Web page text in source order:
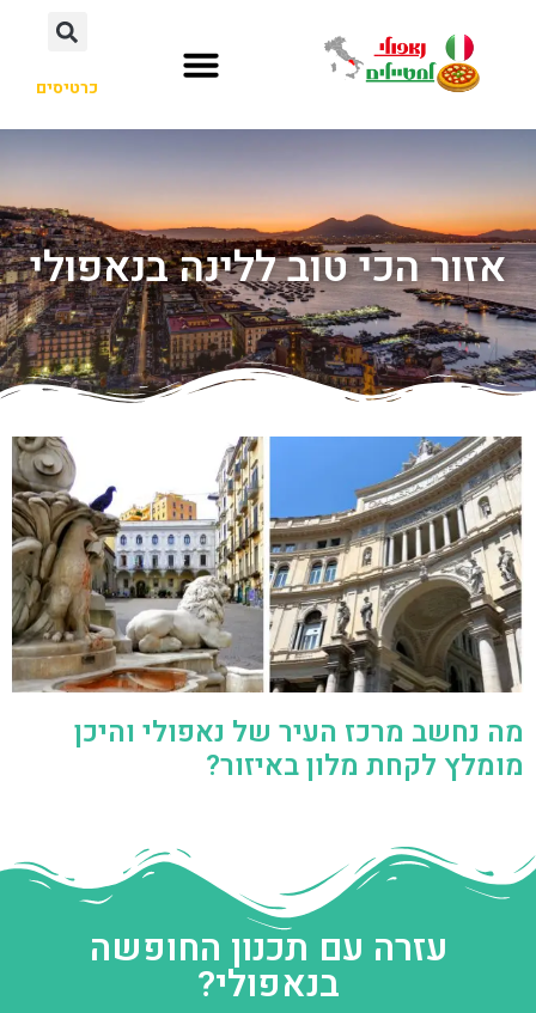
כרטיסים
אזור הכי טוב ללינה בנאפולי
מה נחשב מרכז העיר של נאפולי והיכן
מומלץ לקחת מלון באיזור?
עזרה עם תכנון החופשה
בנאפולי?